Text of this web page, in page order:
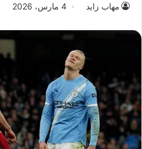
مهاب زايد 4 مارس، 2026